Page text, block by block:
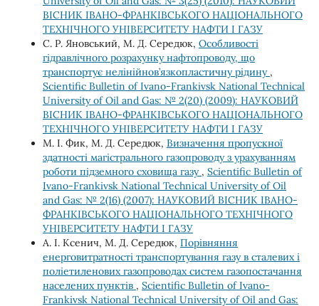
ВІСНИК ІВАНО-ФРАНКІВСЬКОГО НАЦІОНАЛЬНОГО
ТЕХНІЧНОГО УНІВЕРСИТЕТУ НАФТИ І ГАЗУ
С. Р. Яновський, М. Д. Середюк, Особливості
гідравлічного розрахунку нафтопроводу, що
транспортує нелінійнов’язкопластичну рідину ,
Scientific Bulletin of Ivano-Frankivsk National Technical
University of Oil and Gas: № 2(20) (2009): НАУКОВИЙ
ВІСНИК ІВАНО-ФРАНКІВСЬКОГО НАЦІОНАЛЬНОГО
ТЕХНІЧНОГО УНІВЕРСИТЕТУ НАФТИ І ГАЗУ
М. І. Фик, М. Д. Середюк, Визначення пропускної
здатності магістрального газопроводу з урахуванням
роботи підземного сховища газу , Scientific Bulletin of
Ivano-Frankivsk National Technical University of Oil
and Gas: № 2(16) (2007): НАУКОВИЙ ВІСНИК ІВАНО-
ФРАНКІВСЬКОГО НАЦІОНАЛЬНОГО ТЕХНІЧНОГО
УНІВЕРСИТЕТУ НАФТИ І ГАЗУ
А. І. Ксенич, М. Д. Середюк, Порівняння
енерговитратності транспортування газу в сталевих і
поліетиленових газопроводах систем газопостачання
населених пунктів , Scientific Bulletin of Ivano-
Frankivsk National Technical University of Oil and Gas: